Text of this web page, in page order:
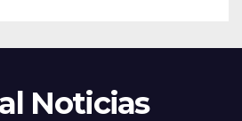
Noticias